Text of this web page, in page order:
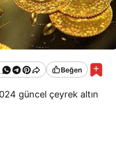
Beğen
güncel çeyrek altın